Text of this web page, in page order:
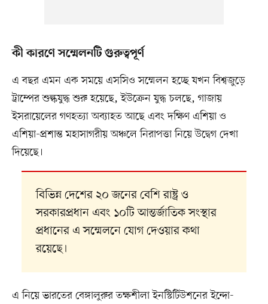
কী কারণে সম্মেলনটি গুরুত্বপূর্ণ
এ বছর এমন এক সময়ে এসসিও সম্মেলন হচ্ছে যখন বিশ্বজুড়ে
ট্রাম্পের শুল্কযুদ্ধ শুরু হয়েছে, ইউক্রেন যুদ্ধ চলছে, গাজায়
ইসরায়েলের গণহত্যা অব্যাহত আছে এবং দক্ষিণ এশিয়া ও
এশিয়া-প্রশান্ত মহাসাগরীয় অঞ্চলে নিরাপত্তা নিয়ে উদ্বেগ দেখা
দিয়েছে।
বিভিন্ন দেশের ২০ জনের বেশি রাষ্ট্র ও
সরকারপ্রধান এবং ১০টি আন্তর্জাতিক সংস্থার
প্রধানের এ সম্মেলনে যোগ দেওয়ার কথা
রয়েছে।
এ নিয়ে ভারতের বেঙ্গালুরুর তক্ষশীলা ইনস্টিটিউশনের ইন্দো-